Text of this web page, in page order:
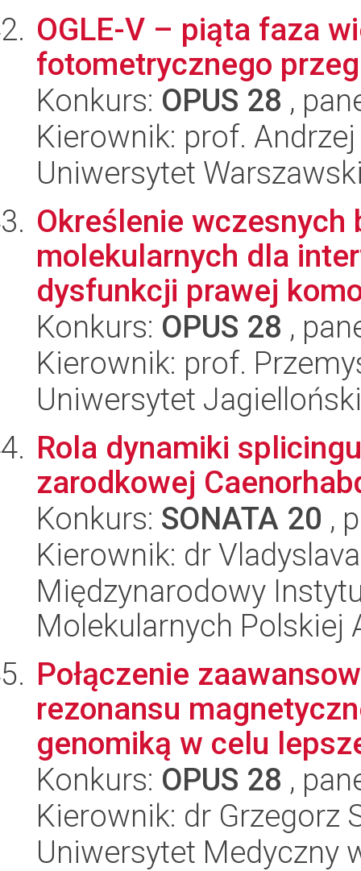
OGLE-V – piąta faza
fotometrycznego
Konkurs: OPUS 28 ,
Kierownik: prof.
Uniwersytet
Określenie wczesnych
molekularnych dla
dysfunkcji prawej
Konkurs: OPUS 28 ,
Kierownik: prof.
Uniwersytet Jagielloński
Rola dynamiki
zarodkowej
Konkurs: SONATA 20 ,
Kierownik: dr
Międzynarodowy
Molekularnych Polskiej
Połączenie
rezonansu
genomiką w celu
Konkurs: OPUS 28 ,
Kierownik: dr Grzegorz
Uniwersytet Medyczny